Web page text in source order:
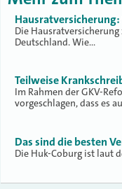
Die
Deutschland. Wie…
Teilweise
Im Rahmen der GKV-
vorgeschlagen, dass es
Das sind die besten
Die Huk-Coburg ist laut